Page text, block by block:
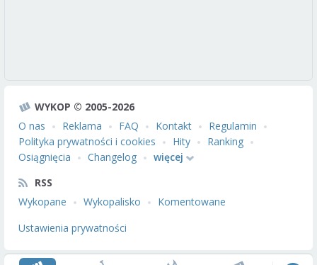
WYKOP © 2005-2026
O nas
Reklama FAQ Kontakt
Regulamin
Polityka prywatności i cookies
Hity
Ranking
Osiągnięcia
Changelog
więcej
RSS
Wykopane
Wykopalisko
Komentowane
Ustawienia prywatności